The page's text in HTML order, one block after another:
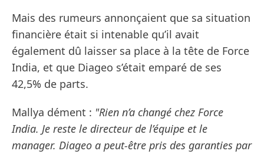
Mais des rumeurs annonçaient que sa situation
financière était si intenable qu’il avait
également dû laisser sa place à la tête de Force
India, et que Diageo s’était emparé de ses
42,5% de parts.
Mallya dément : "Rien n’a changé chez Force
India. Je reste le directeur de l’équipe et le
manager. Diageo a peut-être pris des garanties par